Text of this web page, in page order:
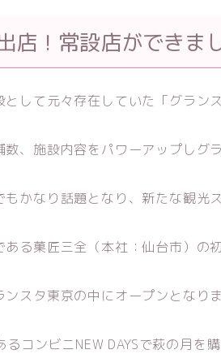
店！常設店ができま
して元々存在していた「グラン
数、施設内容をパワーアップしグ
かなり話題となり、新たな観光
る菓匠三全（本社：仙台市）の
スタ東京の中にオープンとなりま
るコンビニNEW DAYSで萩の月を